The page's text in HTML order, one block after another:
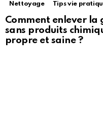
Nettoyage Tips vie
Comment enlever la
sans produits
propre et saine ?